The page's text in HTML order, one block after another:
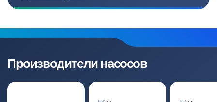
Производители насосов